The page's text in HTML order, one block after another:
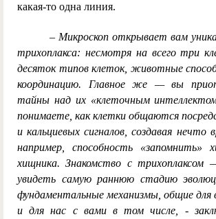
какая-то одна линия.
– Микроскоп открывает вам
трихоплакса: несмотря на всего три
десяток типов клеток, животные
координацию. Главное же — вы
тайны над их «клеточным
понимаете, как клетки общаются
и кальциевых сигналов, создавая
например, способность «запомнить»
хищника. Знакомство с трихоплаксом
увидеть самую раннюю стадию
фундаментальные механизмы, общие для
и для нас с вами в том числе, -